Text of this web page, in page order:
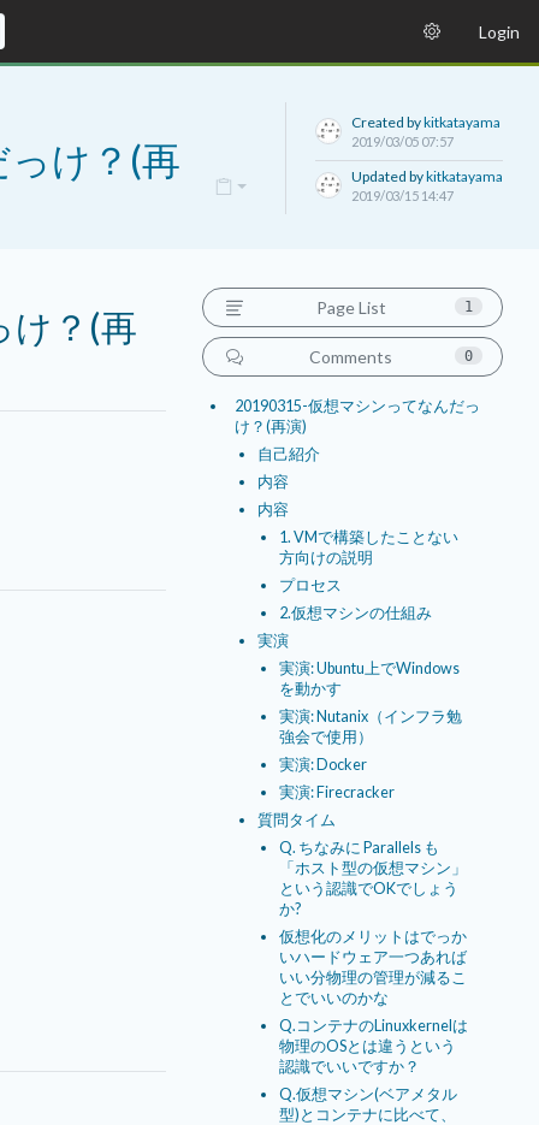
Login
け？(再
Created bykitkatayama
2019/03/05 07:57
Updated bykitkatayama
2019/03/15 14:47
け？(再
Page List 1
Comments 0
20190315-仮想マシンってなんだっ
け？(再演)
自己紹介
内容
内容
1. VMで構築したことない
方向けの説明
プロセス
2.仮想マシンの仕組み
実演
実演: Ubuntu上でWindows
を動かす
実演: Nutanix（インフラ勉
強会で使用）
実演: Docker
実演: Firecracker
質問タイム
Q. ちなみに Parallels も
「ホスト型の仮想マシン」
という認識でOKでしょう
か?
仮想化のメリットはでっか
いハードウェア一つあれば
いい分物理の管理が減るこ
とでいいのかな
Q.コンテナのLinuxkernelは
物理のOSとは違うという
認識でいいですか？
Q.仮想マシン(ベアメタル
型)とコンテナに比べて、